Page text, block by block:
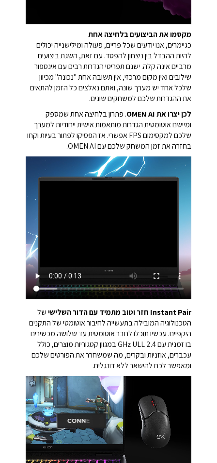
מקסמו את הביצועים בלחיצה אחת
כגיימרים, אנו יודעים שכל פריים, פעולה ומילישנייה יכולים
להיות ההבדל בין ניצחון להפסד. עם זאת, השגת ביצועים
מרביים אינה קלה. ישנם תפריטי הגדרות רבים עם אינספור
שילובים ואין מקום מרכזי, אין תשובה אחת "נכונה" מכיוון
שלכל אחד יש מערך שונה, ואתם נאלצים כל הזמן להתאים
את ההגדרות שלכם למשחקים שונים.
לכן יצרו את OMEN AI
. פתרון בלחיצה אחת שמספק
ומיישם אוטומטית הגדרות מותאמות אישית ייחודיות למערך
שלכם למקסימום FPS אפשרי. אז הפסיקו לפתור בעיות וקחו
בחזרה את זמן המשחק שלכם עם OMEN AI.
Instant Pair חזר וטוב מתמיד עם הדור השלישי
של
הטכנולוגיה המובילה בתעשייה לחיבור אוטומטי של התקנים
היקפיים. עכשיו תוכלו לחבר אוטומטית עד שלושה מכשירים
בו זמנית עם 2.4 GHz ULL במגוון קטגוריות מוצרים, כולל
עכברים, אוזניות ובקרים, מה שמשחרר את הפורטים שלכם
ומאפשר לכם להישאר ללא דונגלים.